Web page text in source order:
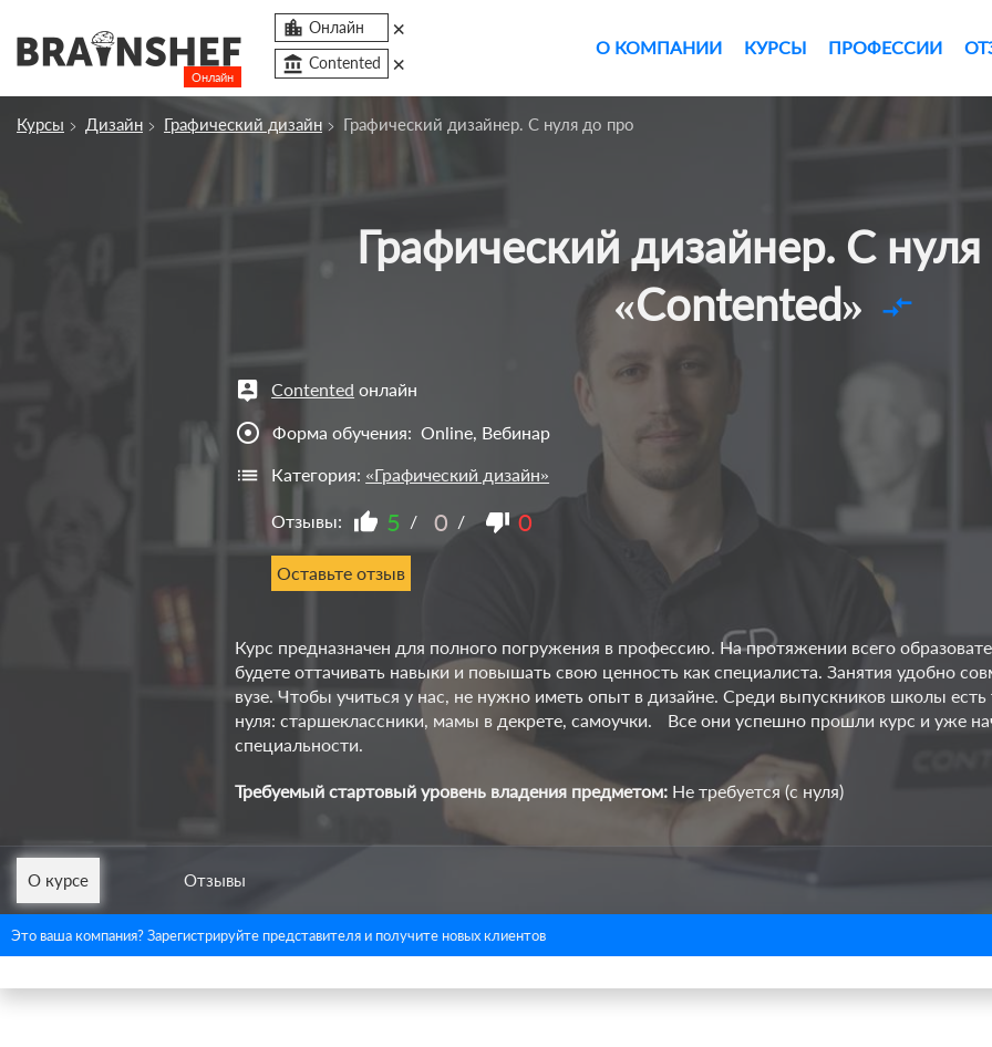
Онлайн
 Онлайн ×
account_balance Contented ×
О КОМПАНИИ КУРСЫ ПРОФЕССИИ
Курсы Дизайн Графический дизайн Графический дизайнер. С нуля до про
Графический дизайнер. С нуля до про
«Contented»
compare_arrows
Contented онлайн
adjust Форма обучения:Online, Вебинар
Категория: «Графический дизайн»
Отзывы: 5 / 0 / 0
Оставьте отзыв
Курс предназначен для полного погружения в профессию. На протяжении всего
будете оттачивать навыки и повышать свою ценность как специалиста. Занятия удобно
вузе. Чтобы учиться у нас, не нужно иметь опыт в дизайне. Среди выпускников школы есть
нуля: старшеклассники, мамы в декрете, самоучки. Все они успешно прошли курс и уже
специальности.
Требуемый стартовый уровень владения предметом: Не требуется (с нуля)
О курсе Отзывы
Это ваша компания? Зарегистрируйте представителя и получите новых клиентов